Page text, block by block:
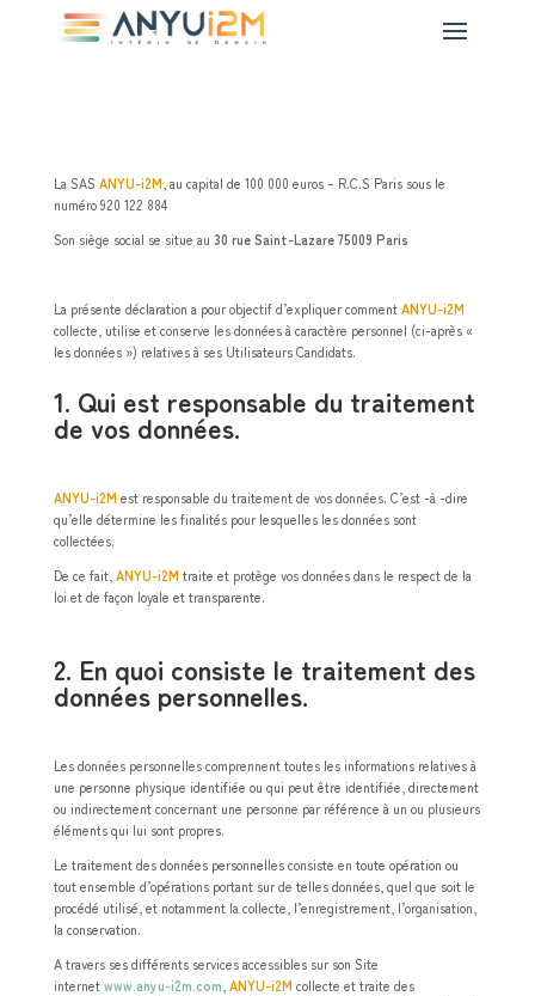
La SASANYU-i2M , au capital de 100 000 euros – R.C.S Paris sous le
numéro 920 122 884
Son siège social se situe au30 rue Saint-Lazare 75009 Paris
La présente déclaration a pour objectif d’expliquer commentANYU-i2M
collecte, utilise et conserve les données à caractère personnel (ci-après «
les données ») relatives à ses Utilisateurs Candidats.
1. Qui est responsable du traitement
de vos données.
ANYU-i2Mest responsable du traitement de vos données. C’est -à -dire
qu’elle détermine les finalités pour lesquelles les données sont
collectées.
De ce fait,ANYU-i2Mtraite et protège vos données dans le respect de la
loi et de façon loyale et transparente.
2. En quoi consiste le traitement des
données personnelles.
Les données personnelles comprennent toutes les informations relatives à
une personne physique identifiée ou qui peut être identifiée, directement
ou indirectement concernant une personne par référence à un ou plusieurs
éléments qui lui sont propres.
Le traitement des données personnelles consiste en toute opération ou
tout ensemble d’opérations portant sur de telles données, quel que soit le
procédé utilisé, et notamment la collecte, l’enregistrement, l’organisation,
la conservation.
A travers ses différents services accessibles sur son Site
internetwww.anyu-i2m.com ,ANYU-i2Mcollecte et traite des